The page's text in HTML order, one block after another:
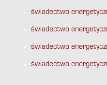
świadectwo
świadectwo
świadectwo
świadectwo